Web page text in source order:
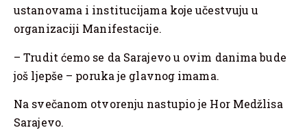
ustanovama i institucijama koje učestvuju u
organizaciji Manifestacije.
– Trudit ćemo se da Sarajevo u ovim danima bude
još ljepše – poruka je glavnog imama.
Na svečanom otvorenju nastupio je Hor Medžlisa
Sarajevo.